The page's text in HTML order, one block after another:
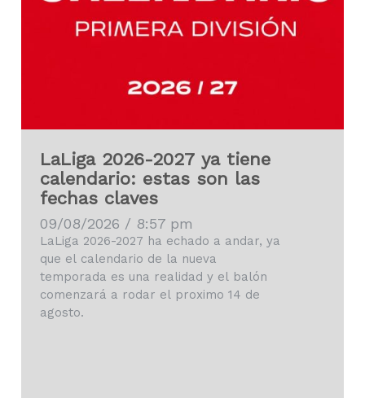
LaLiga 2026-2027 ya tiene
calendario: estas son las
fechas claves
09/08/2026 / 8:57 pm
LaLiga 2026-2027 ha echado a andar, ya
que el calendario de la nueva
temporada es una realidad y el balón
comenzará a rodar el proximo 14 de
agosto.